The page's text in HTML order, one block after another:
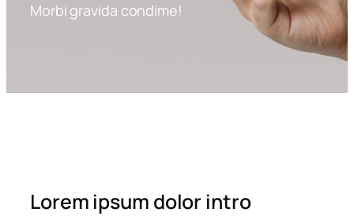
Morbi gravida condime!
Lorem ipsum dolor intro